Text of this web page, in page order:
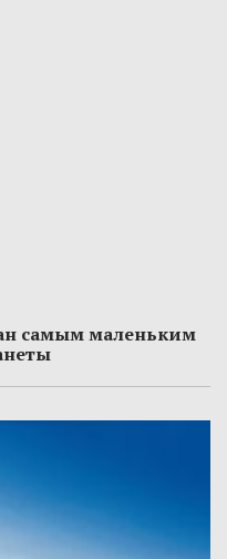
самым маленьким